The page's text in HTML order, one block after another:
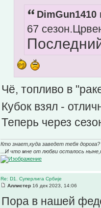
DimGun1410
67
Чё, топливо в
Кубок взял -
Теперь через
Кто знает,куда заведет тебя
...И что мне от любви осталось
Re: D1. Суперлига Србије
Аллистер 16 дек 2023, 14:06
Пора в нашей